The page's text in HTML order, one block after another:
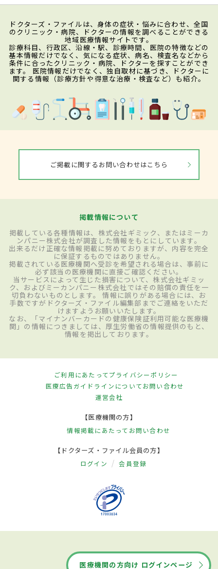
ドクターズ・ファイルは、身体の症状・悩みに合わせ、全国
のクリニック・病院、ドクターの情報を調べることができる
地域医療情報サイトです。
診療科目、行政区、沿線・駅、診療時間、医院の特徴などの
基本情報だけでなく、気になる症状、病名、検査名などから
条件に合ったクリニック・病院、ドクターを探すことができ
ます。 医院情報だけでなく、独自取材に基づき、ドクターに
関する情報（診療方針や得意な治療・検査など）も紹介。
ご掲載に関するお問い合わせはこちら
掲載情報について
掲載している各種情報は、株式会社ギミック、またはミーカ
ンパニー株式会社が調査した情報をもとにしています。
出来るだけ正確な情報掲載に努めておりますが、内容を完全
に保証するものではありません。
掲載されている医療機関へ受診を希望される場合は、事前に
必ず該当の医療機関に直接ご確認ください。
当サービスによって生じた損害について、株式会社ギミッ
ク、およびミーカンパニー株式会社ではその賠償の責任を一
切負わないものとします。 情報に誤りがある場合には、お
手数ですがドクターズ・ファイル編集部までご連絡をいただ
けますようお願いいたします。
なお、「マイナンバーカードの健康保険証利用可能な医療機
関」の情報につきましては、厚生労働省の情報提供のもと、
情報を掲出しております。
ご利用にあたってプライバシーポリシー
医療広告ガイドラインについてお問い合わせ
運営会社
【医療機関の方】
情報掲載にあたって お問い合わせ
【ドクターズ・ファイル会員の方】
ログイン 会員登録
医療機関の方向け ログインページ